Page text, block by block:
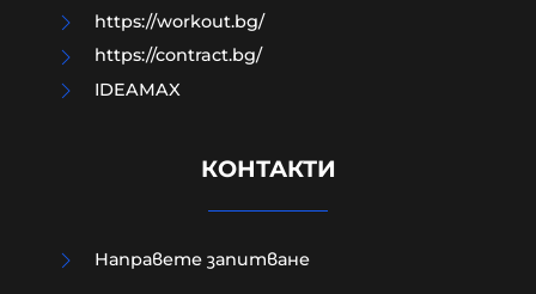
Украйна е получила 200 млрд.
https://workout.bg/
https://contract.bg/
IDEAMAX
КОНТАКТИ
Направете запитване